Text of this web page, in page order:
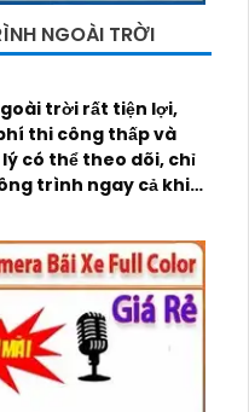
NGOÀI TRỜI
trời rất tiện lợi,
thi công thấp và
có thể theo dõi, chỉ
trình ngay cả khi